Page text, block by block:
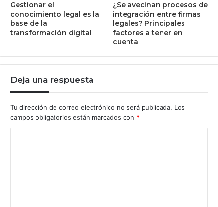
Gestionar el
conocimiento legal es la
base de la
transformación digital
¿Se avecinan procesos de
integración entre firmas
legales? Principales
factores a tener en
cuenta
Deja una respuesta
Tu dirección de correo electrónico no será publicada. Los
campos obligatorios están marcados con *